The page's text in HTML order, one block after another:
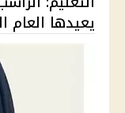
يعيدها العام